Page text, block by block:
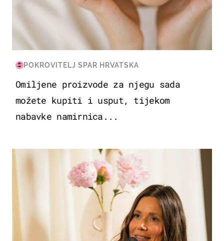
POKROVITELJ SPAR HRVATSKA
Omiljene proizvode za njegu sada
možete kupiti i usput, tijekom
nabavke namirnica...
MODA & LJEPOTA